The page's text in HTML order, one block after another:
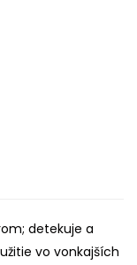
detekuje a
vo vonkajších